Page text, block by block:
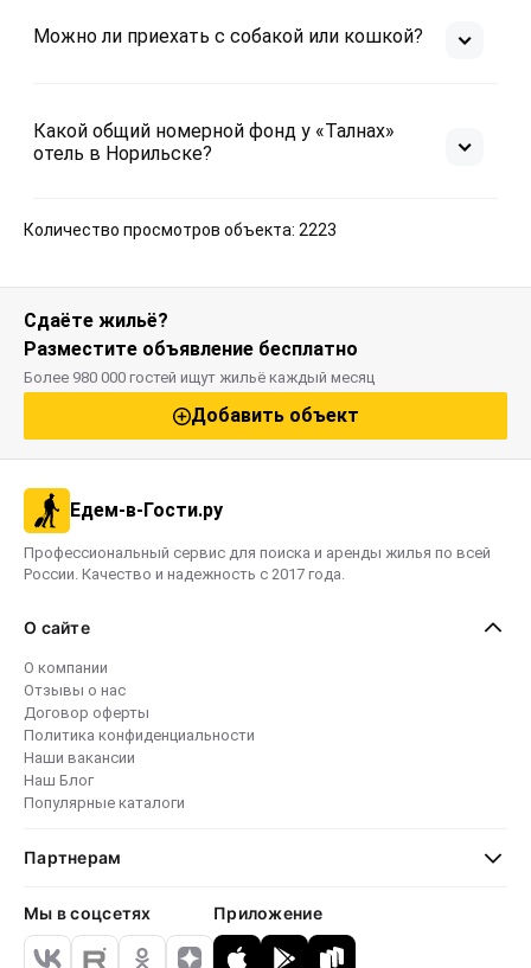
некачественный скайп), к тому же еще и
лимитированный.
Можно ли приехать с собакой или кошкой?
Какой общий номерной фонд у «Талнах»
отель в Норильске?
Количество просмотров объекта: 2223
Сдаёте жильё?
Разместите объявление бесплатно
Более 980 000 гостей ищут жильё каждый месяц
Добавить объект
Едем-в-Гости.ру
Профессиональный сервис для поиска и аренды жилья по всей
России. Качество и надежность с 2017 года.
О сайте
О компании
Отзывы о нас
Договор оферты
Политика конфиденциальности
Наши вакансии
Наш Блог
Популярные каталоги
Партнерам
Мы в соцсетях Приложение